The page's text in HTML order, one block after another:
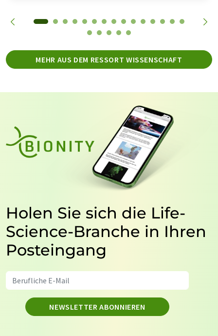
MEHR AUS DEM RESSORT WISSENSCHAFT
Holen Sie sich die Life-
Science-Branche in Ihren
Posteingang
NEWSLETTER ABONNIEREN